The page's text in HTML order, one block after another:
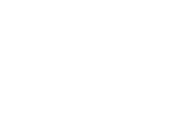
memikirkan masa depan